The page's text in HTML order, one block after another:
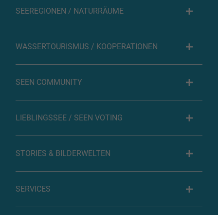
SEEREGIONEN / NATURRÄUME
WASSERTOURISMUS / KOOPERATIONEN
SEEN COMMUNITY
LIEBLINGSSEE / SEEN VOTING
STORIES & BILDERWELTEN
SERVICES